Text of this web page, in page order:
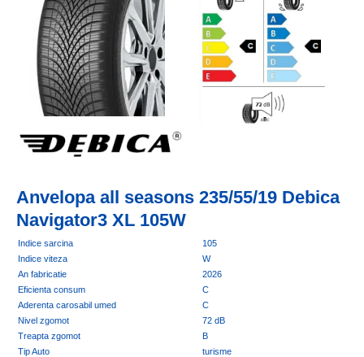
Anvelopa all seasons 235/55/19 Debica
Navigator3 XL 105W
Indice sarcina
105
Indice viteza
W
An fabricatie
2026
Eficienta consum
C
Aderenta carosabil umed
C
Nivel zgomot
72 dB
Treapta zgomot
B
Tip Auto
turisme